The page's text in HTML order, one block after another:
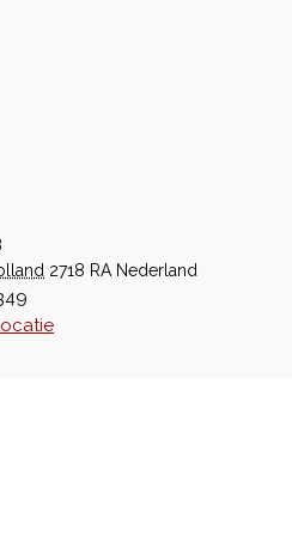
2718 RA Nederland